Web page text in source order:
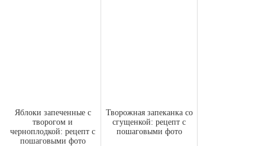
Яблоки запеченные с
творогом и
черноплодкой: рецепт с
пошаговыми фото
Творожная запеканка со
сгущенкой: рецепт с
пошаговыми фото